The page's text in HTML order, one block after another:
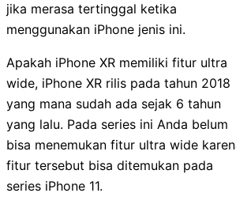
jika merasa tertinggal ketika
menggunakan iPhone jenis ini.
Apakah iPhone XR memiliki fitur ultra
wide, iPhone XR rilis pada tahun 2018
yang mana sudah ada sejak 6 tahun
yang lalu. Pada series ini Anda belum
bisa menemukan fitur ultra wide
fitur tersebut bisa ditemukan pada
series iPhone 11.